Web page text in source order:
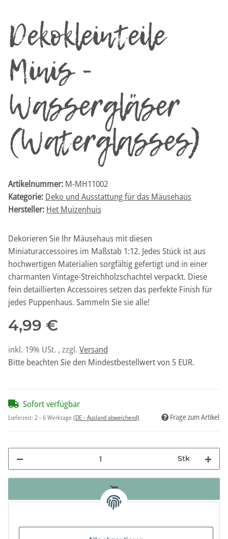
Dekokleinteile
Minis -
Wassergläser
(Waterglasses)
Artikelnummer: M-MH11002
Kategorie: Deko und Ausstattung für das Mäusehaus
Hersteller: Het Muizenhuis
Dekorieren Sie Ihr Mäusehaus mit diesen
Miniaturaccessoires im Maßstab 1:12. Jedes Stück ist aus
hochwertigen Materialien sorgfältig gefertigt und in einer
charmanten Vintage-Streichholzschachtel verpackt. Diese
fein detaillierten Accessoires setzen das perfekte Finish für
jedes Puppenhaus. Sammeln Sie sie alle!
4,99 €
inkl. 19% USt. , zzgl. Versand
Bitte beachten Sie den Mindestbestellwert von 5 EUR.
Sofort verfügbar
Lieferzeit: 2 - 6 Werktage(DE - Ausland abweichend) Frage zum Artikel
Stk